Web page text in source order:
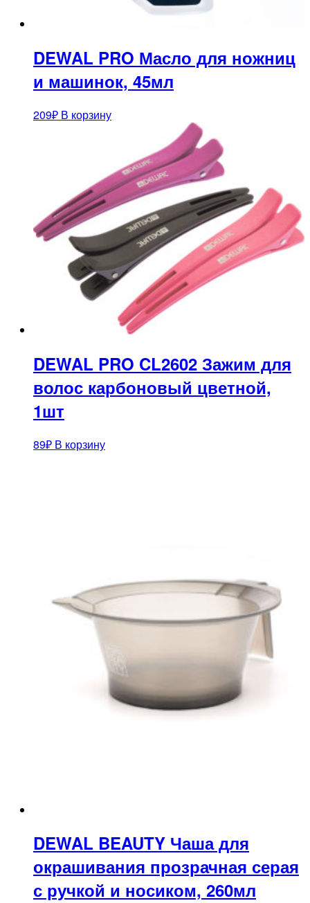
DEWAL PRO Масло для ножниц
и машинок, 45мл
209₽ В корзину
DEWAL PRO CL2602 Зажим для
волос карбоновый цветной,
1шт
89₽ В корзину
DEWAL BEAUTY Чаша для
окрашивания прозрачная серая
с ручкой и носиком, 260мл